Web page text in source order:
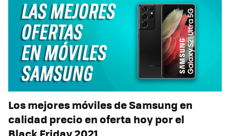
Los mejores móviles de Samsung en
calidad precio en oferta hoy por el